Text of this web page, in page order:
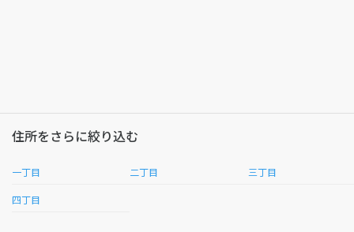
住所をさらに絞り込む
一丁目 二丁目 三丁目
四丁目